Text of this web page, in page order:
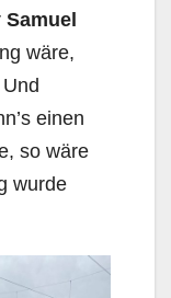
Samuel
wäre,
einen
so wäre
wurde